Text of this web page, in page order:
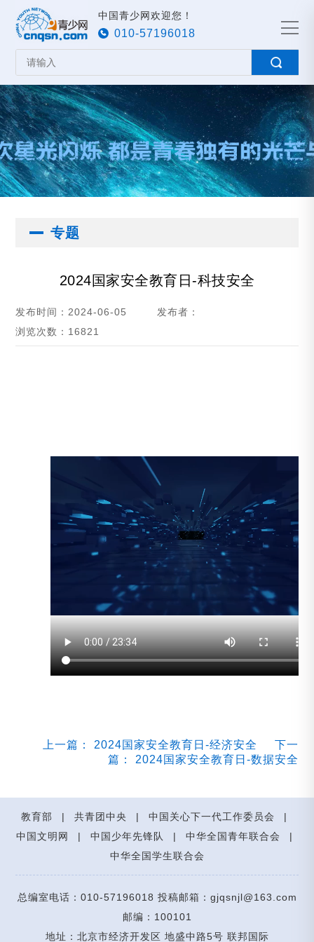
中国青少网欢迎您！
010-57196018
专题
2024国家安全教育日-科技安全
发布时间：2024-06-05
发布者：
浏览次数：16821
上一篇： 2024国家安全教育日-经济安全
下一
篇： 2024国家安全教育日-数据安全
教育部 | 共青团中央 | 中国关心下一代工作委员会
|
中国文明网
| 中国少年先锋队 | 中华全国青年联合会
|
中华全国学生联合会
总编室电话：010-57196018 投稿邮箱：gjqsnjl@163.com
邮编：100101
地址：北京市经济开发区 地盛中路5号 联邦国际